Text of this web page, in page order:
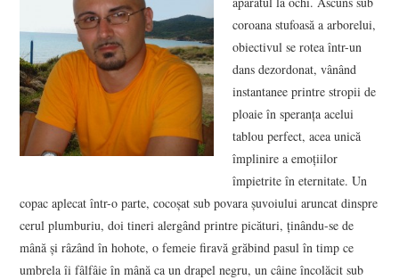
CONTRAPAGINI
CARTE & FILM
SUSPANS
NUMĂRUL 48 /
MARTIE 2018
NUMĂRUL 49 /
coroana stufoasă a arborelui,
obiectivul se rotea într-un
dans dezordonat, vânând
instantanee printre stropii de
ploaie în speranţa acelui
tablou perfect, acea unică
împlinire a emoţiilor
împietrite în eternitate. Un
copac aplecat într-o parte, cocoşat sub povara şuvoiului aruncat dinspre
cerul plumburiu, doi tineri alergând printre picături, ţinându-se de
mână şi râzând în hohote, o femeie firavă grăbind pasul în timp ce
umbrela îi fâlfâie în mână ca un drapel negru, un câine încolăcit sub